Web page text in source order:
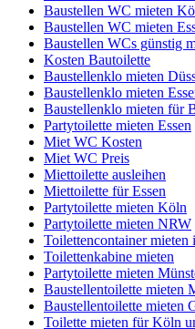
Baustellen WC mieten
Baustellen WC mieten
Baustellen WCs günstig
Kosten Bautoilette
Baustellenklo mieten
Baustellenklo mieten
Baustellenklo mieten für
Partytoilette mieten Essen
Miet WC Kosten
Miet WC Preis
Miettoilette ausleihen
Miettoilette für Essen
Partytoilette mieten Köln
Partytoilette mieten NRW
Toilettencontainer
Toilettenkabine mieten
Partytoilette mieten
Baustellentoilette mieten
Baustellentoilette mieten
Toilette mieten für Köln